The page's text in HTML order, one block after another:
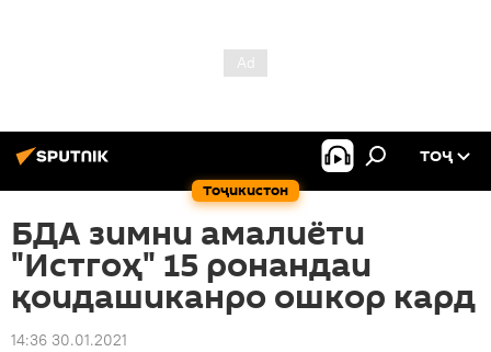
Тоҷикистон
ТОҶ
БДА зимни амалиёти
"Истгоҳ" 15 ронандаи
қоидашиканро ошкор кард
14:36 30.01.2021